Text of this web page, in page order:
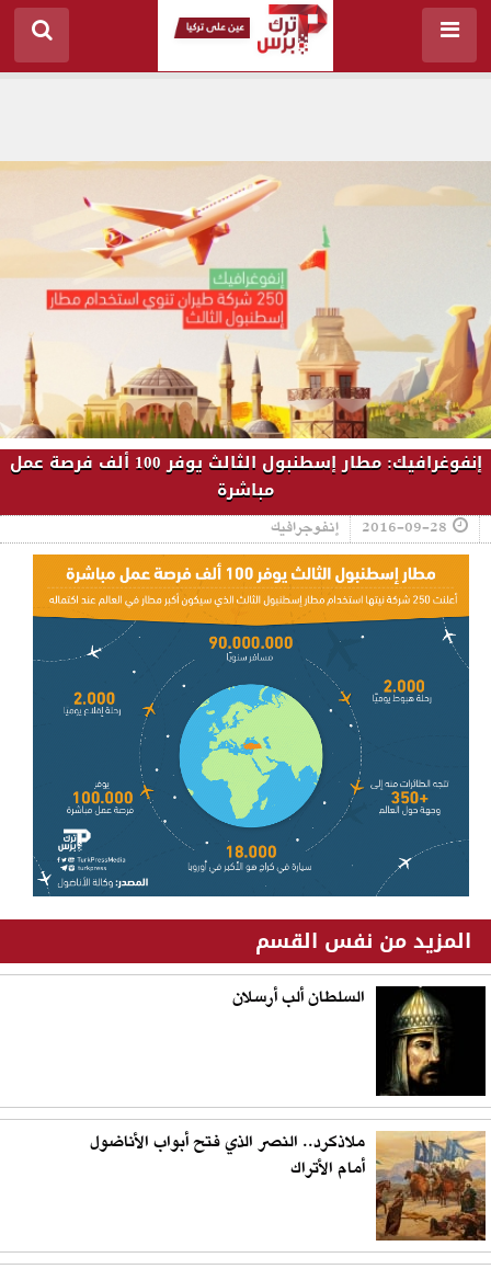
إنفوغرافيك: مطار إسطنبول الثالث يوفر 100 ألف فرصة عمل
مباشرة
2016-09-28 إنفوجرافيك
المزيد من نفس القسم
السلطان ألب أرسلان
ملاذكرد.. النصر الذي فتح أبواب الأناضول
أمام الأتراك